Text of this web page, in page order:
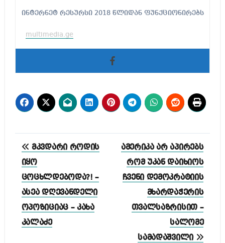
ინტერნეტ რესურსი 2018 წლიდან ფუნქციონირებს
multimedia.ge
პოსტის
ნავიგაცია
მკვდარი როდის
იყო
ცოცხლდებოდა?! –
ასეა დღევანდელი
ოპოზიციაც – კახა
კალაძე
ამერიკა არ აპირებს
რომ უკან დაიხიოს
ჩვენი დემოკრატიის
მხარდაჭერის
თვალსაზრისით –
სალომე
სამადაშვილი